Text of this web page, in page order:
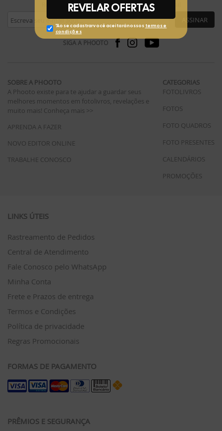
Receba ofertas exclusivas da Phooto no seu e-mail
ASSINAR
SIGA A PHOOTO
SOBRE A PHOOTO
A Phooto existe para te ajudar a guardar seus
melhores momentos em fotolivros, revelações e
muito mais! Conheça mais >>
APRENDA A FAZER
NOVO EDITOR ONLINE
TRABALHE CONOSCO
CATEGORIAS
FOTOLIVROS
FOTOS
FOTO QUADROS
FOTO PRESENTES
CALENDÁRIOS
PROMOÇÕES
LINKS ÚTEIS
Rastreamento de Pedidos
Central de Atendimento
Fale Conosco pelo WhatsApp
Minha Conta
Frete e Prazos de entrega
Termos e Condições
Política de privacidade
Regras Promocionais
FORMAS DE PAGAMENTO
PRÊMIOS E SEGURANÇA